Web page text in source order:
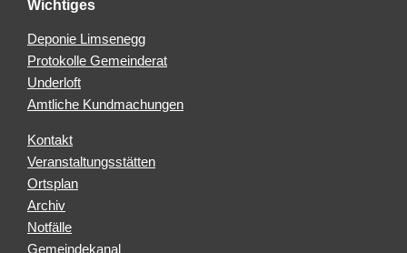
Wichtiges
Deponie Limsenegg
Protokolle Gemeinderat
Underloft
Amtliche Kundmachungen
Kontakt
Veranstaltungsstätten
Ortsplan
Archiv
Notfälle
Gemeindekanal